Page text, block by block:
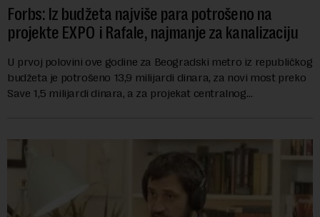
Forbs: Iz budžeta najviše para potrošeno na
projekte EXPO i Rafale, najmanje za kanalizaciju
U prvoj polovini ove godine za Beogradski metro iz republičkog
budžeta je potrošeno 13,9 milijardi dinara, za novi most preko
Save 1,5 milijardi dinara, a za projekat centralnog